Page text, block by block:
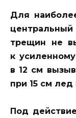
Для
трещин не
к
в 12 см
при 15 см лед
Под